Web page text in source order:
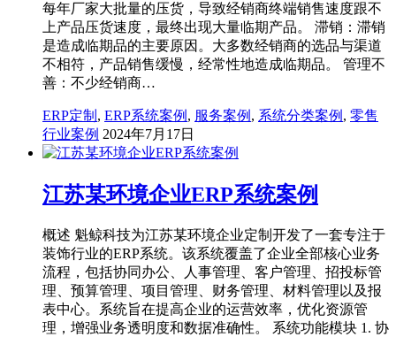
每年厂家大批量的压货，导致经销商终端销售速度跟不
上产品压货速度，最终出现大量临期产品。 滞销：滞销
是造成临期品的主要原因。大多数经销商的选品与渠道
不相符，产品销售缓慢，经常性地造成临期品。 管理不
善：不少经销商…
ERP定制 , ERP系统案例 , 服务案例 , 系统分类案例 , 零售
行业案例 2024年7月17日
江苏某环境企业ERP系统案例
概述 魁鲸科技为江苏某环境企业定制开发了一套专注于
装饰行业的ERP系统。该系统覆盖了企业全部核心业务
流程，包括协同办公、人事管理、客户管理、招投标管
理、预算管理、项目管理、财务管理、材料管理以及报
表中心。系统旨在提高企业的运营效率，优化资源管
理，增强业务透明度和数据准确性。 系统功能模块 1. 协